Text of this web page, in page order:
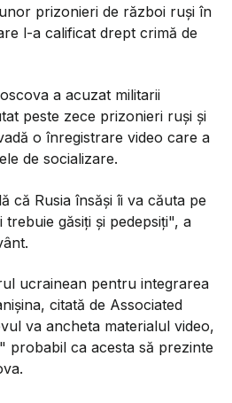
prizonieri de război ruși în
l-a calificat drept crimă de
a acuzat militarii
peste zece prizonieri ruși și
o înregistrare video care a
de socializare.
că Rusia însăşi îi va căuta pe
trebuie găsiţi şi pedepsiţi", a
ucrainean pentru integrarea
citată de Associated
va ancheta materialul video,
probabil ca acesta să prezinte